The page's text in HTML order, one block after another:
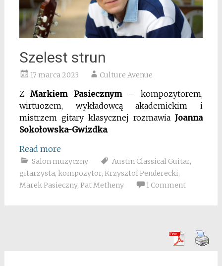
Szelest strun
17 marca 2023 Culture Avenue
ZMarkiem Pasiecznym– kompozytorem,
wirtuozem, wykładowcą akademickim i
mistrzem gitary klasycznej rozmawiaJoanna
Sokołowska-Gwizdka.
Read more
Salon muzyczny Austin Classical Guitar,
gitarzysta, kompozytor, Krzysztof Penderecki,
Marek Pasieczny, Pat Metheny 1 Comment